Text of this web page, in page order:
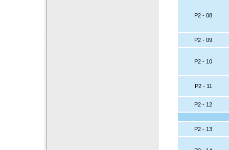
P2 - 08
P2 - 09
P2 - 10
P2 - 11
P2 - 12
P2 - 13